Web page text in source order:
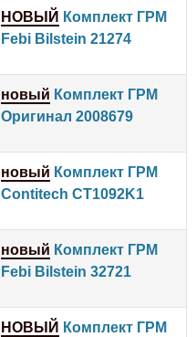
НОВЫЙ Комплект ГРМ
Febi Bilstein 21274
новый Комплект ГРМ
Оригинал 2008679
новый Комплект ГРМ
Contitech CT1092K1
новый Комплект ГРМ
Febi Bilstein 32721
НОВЫЙ Комплект ГРМ